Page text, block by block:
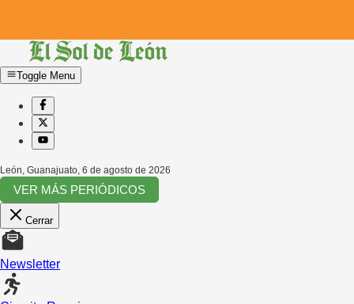
Toggle Menu
León, Guanajuato, 6 de agosto de 2026
VER MÁS PERIÓDICOS
Cerrar
Newsletter